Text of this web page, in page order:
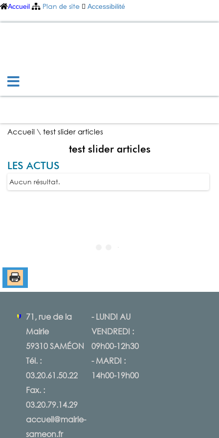
Accueil Plan de site Accessibilité
Accueil \ test slider articles
test slider articles
LES ACTUS
Aucun résultat.
71, rue de la
Mairie
59310 SAMÉON
Tél. :
03.20.61.50.22
Fax. :
03.20.79.14.29
accueil@mairie-
sameon.fr
- LUNDI AU
VENDREDI :
09h00-12h30
- MARDI :
14h00-19h00